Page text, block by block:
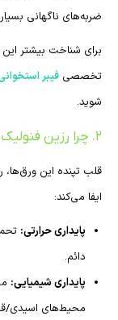
ضربه‌های ناگهانی
برای شناخت بیشتر
تخصصی فیبر
شوید.
۲. چرا رزین فنولیک در این فیبر حیاتی است؟
قلب تپنده این
ایفا می‌کند:
پایداری حرارتی:
دائم.
پایداری شیمیایی:
محیط‌های اسیدی/